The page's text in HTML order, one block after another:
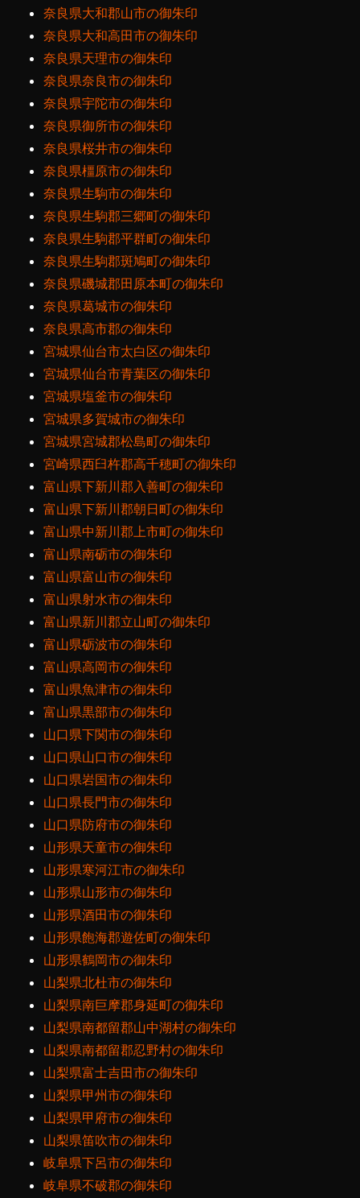
奈良県大和郡山市の御朱印
奈良県大和高田市の御朱印
奈良県天理市の御朱印
奈良県奈良市の御朱印
奈良県宇陀市の御朱印
奈良県御所市の御朱印
奈良県桜井市の御朱印
奈良県橿原市の御朱印
奈良県生駒市の御朱印
奈良県生駒郡三郷町の御朱印
奈良県生駒郡平群町の御朱印
奈良県生駒郡斑鳩町の御朱印
奈良県磯城郡田原本町の御朱印
奈良県葛城市の御朱印
奈良県高市郡の御朱印
宮城県仙台市太白区の御朱印
宮城県仙台市青葉区の御朱印
宮城県塩釜市の御朱印
宮城県多賀城市の御朱印
宮城県宮城郡松島町の御朱印
宮崎県西臼杵郡高千穂町の御朱印
富山県下新川郡入善町の御朱印
富山県下新川郡朝日町の御朱印
富山県中新川郡上市町の御朱印
富山県南砺市の御朱印
富山県富山市の御朱印
富山県射水市の御朱印
富山県新川郡立山町の御朱印
富山県砺波市の御朱印
富山県高岡市の御朱印
富山県魚津市の御朱印
富山県黒部市の御朱印
山口県下関市の御朱印
山口県山口市の御朱印
山口県岩国市の御朱印
山口県長門市の御朱印
山口県防府市の御朱印
山形県天童市の御朱印
山形県寒河江市の御朱印
山形県山形市の御朱印
山形県酒田市の御朱印
山形県飽海郡遊佐町の御朱印
山形県鶴岡市の御朱印
山梨県北杜市の御朱印
山梨県南巨摩郡身延町の御朱印
山梨県南都留郡山中湖村の御朱印
山梨県南都留郡忍野村の御朱印
山梨県富士吉田市の御朱印
山梨県甲州市の御朱印
山梨県甲府市の御朱印
山梨県笛吹市の御朱印
岐阜県下呂市の御朱印
岐阜県不破郡の御朱印